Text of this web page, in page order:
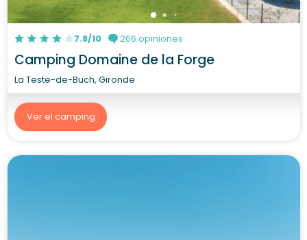
7.8/10 266 opiniones
Camping Domaine de la Forge
La Teste-de-Buch, Gironde
Ver el camping